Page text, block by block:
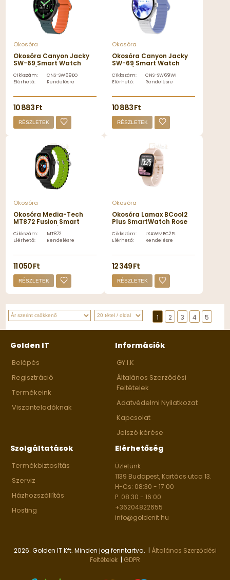
Okosóra
Okosóra Canyon Jacky
SW-69 Smart Watch
SW69BG
Cikkszám:
CNS-SW69BG
Elérhető:
Rendelésre
10 883 Ft
RÉSZLETEK
Okosóra
Okosóra Canyon Jacky
SW-69 Smart Watch
SW69WB
Cikkszám:
CNS-SW69WB
Elérhető:
Rendelésre
10 883 Ft
RÉSZLETEK
Okosóra
Okosóra Media-Tech
MT872 Fusion Smart
MT872
Cikkszám:
MT872
Elérhető:
Rendelésre
11 050 Ft
RÉSZLETEK
Okosóra
Okosóra Lamax BCool2
Plus SmartWatch Rose
Cikkszám:
LXAWMBC2PLUPA
Elérhető:
Rendelésre
12 349 Ft
RÉSZLETEK
1 2 3 4 5
Golden IT
Belépés
Regisztráció
Termékeink
Viszonteladóknak
Információk
GY.I.K
Általános Szerződési
Feltételek
Adatvédelmi Nyilatkozat
Kapcsolat
Jelszó kérése
Szolgáltatások
Termékbiztosítás
Szerviz
Házhozszállítás
Hosting
Elérhetőség
Üzletünk
1139 Budapest, Kartács utca 13.
H-Cs: 08:30 - 17:00
P: 08:30 - 16:00
+36204822655
info@goldenit.hu
2026. Golden IT Kft. Minden jog fenntartva. | Általános Szerződési
Feltételek | GDPR